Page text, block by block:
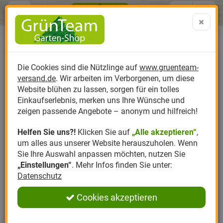
Produktkatalog
Anzucht
Dünger
Erde
Kompost
Pflanzenstärkung
Nützlinge Nützlinge gegen
Nützlingsarten
Nützlingsförderung
Nützlingszubehör
Hersteller
Biplantol
Felco
Gloria
Greenfield
Romberg
Themenwelt
Gemüsegarten
Rasen
Rosen
Ziergarten
Kräutergarten
Ratgeber
Aktuelle Themen
Schädlinge aktuell
Angebote
Sparsets / Set-
Angebote
0 ARTIKEL IM WARENKORB
Ergebnisse () Fertig
Menü Search
Die Cookies sind die Nützlinge auf www.gruenteam-
versand.de. Wir arbeiten im Verborgenen, um diese
Website blühen zu lassen, sorgen für ein tolles
Einkaufserlebnis, merken uns Ihre Wünsche und
zeigen passende Angebote – anonym und hilfreich!
Helfen Sie uns?! Klicken Sie auf „Alle akzeptieren“,
um alles aus unserer Website herauszuholen. Wenn
Sie Ihre Auswahl anpassen möchten, nutzen Sie
„Einstellungen“. Mehr Infos finden Sie unter:
Datenschutz
Cookies akzeptieren